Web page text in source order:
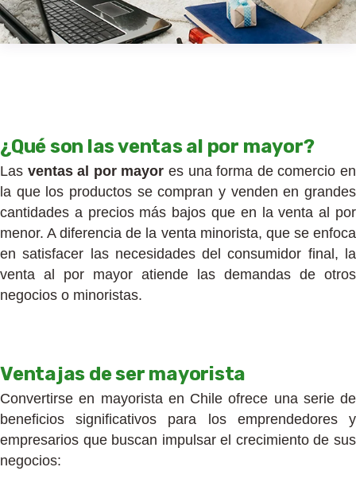
¿Qué son las ventas al por mayor?
Las ventas al por mayor es una forma de comercio en
la que los productos se compran y venden en grandes
cantidades a precios más bajos que en la venta al por
menor. A diferencia de la venta minorista, que se enfoca
en satisfacer las necesidades del consumidor final, la
venta al por mayor atiende las demandas de otros
negocios o minoristas.
Ventajas de ser mayorista
Convertirse en mayorista en Chile ofrece una serie de
beneficios significativos para los emprendedores y
empresarios que buscan impulsar el crecimiento de sus
negocios: